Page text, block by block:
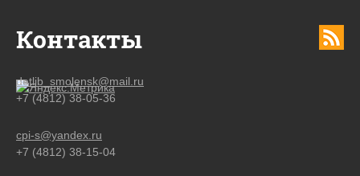
Контакты
detlib_smolensk@mail.ru
+7 (4812) 38-05-36
cpi-s@yandex.ru
+7 (4812) 38-15-04